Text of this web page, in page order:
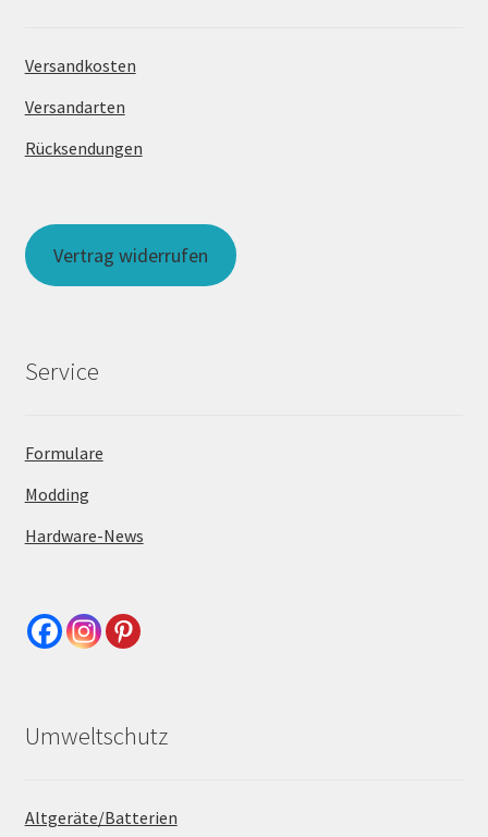
Versandkosten
Versandarten
Rücksendungen
Vertrag widerrufen
Service
Formulare
Modding
Hardware-News
Umweltschutz
Altgeräte/Batterien